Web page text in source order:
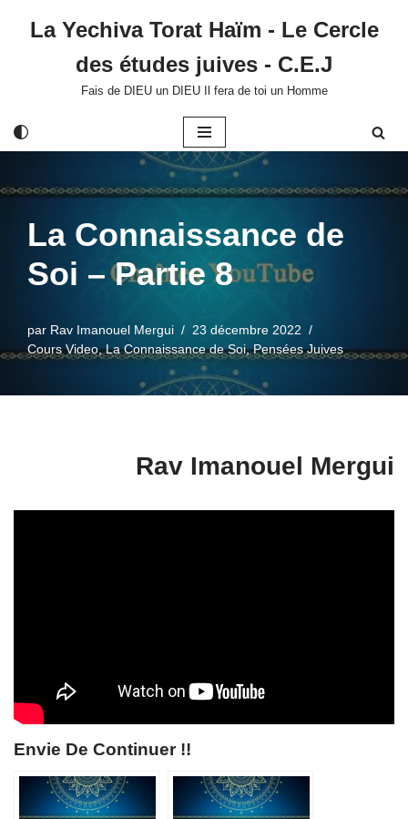
La Yechiva Torat Haïm - Le Cercle
des études juives - C.E.J
Fais de DIEU un DIEU Il fera de toi un Homme
La Connaissance de
Soi – Partie 8
par Rav Imanouel Mergui
23 décembre 2022
Cours Video,La Connaissance de Soi,Pensées Juives
Rav Imanouel Mergui
Envie De Continuer !!